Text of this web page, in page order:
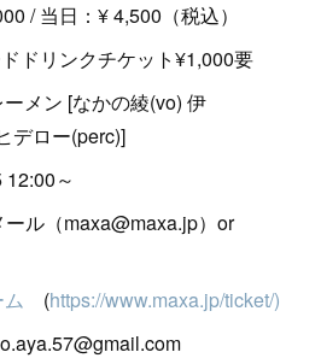
/ 当日：¥ 4,500（税込）
クチケット¥1,000要
メン [なかの綾(vo) 伊
デロー(perc)]
～
ル（maxa@maxa.jp）or
(https://www.maxa.jp/ticket/)